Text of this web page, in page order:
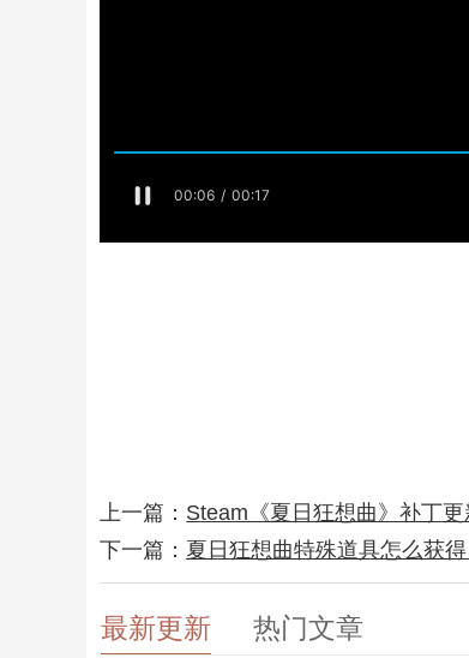
上一篇： Steam《夏日狂想曲》补丁
下一篇： 夏日狂想曲特殊道具怎么获得
最新更新 热门文章